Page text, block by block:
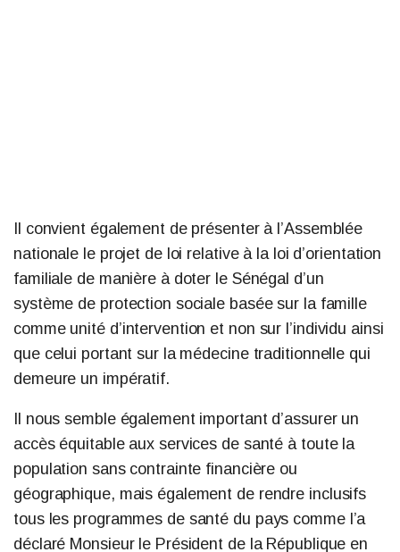
Il convient également de présenter à l’Assemblée
nationale le projet de loi relative à la loi d’orientation
familiale de manière à doter le Sénégal d’un
système de protection sociale basée sur la famille
comme unité d’intervention et non sur l’individu ainsi
que celui portant sur la médecine traditionnelle qui
demeure un impératif.
Il nous semble également important d’assurer un
accès équitable aux services de santé à toute la
population sans contrainte financière ou
géographique, mais également de rendre inclusifs
tous les programmes de santé du pays comme l’a
déclaré Monsieur le Président de la République en